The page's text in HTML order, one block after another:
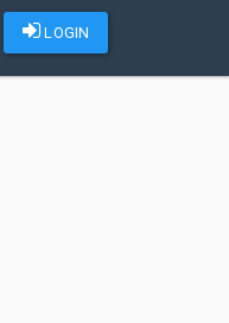
LOGIN